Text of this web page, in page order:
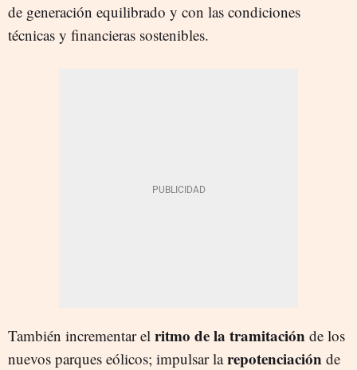
de generación equilibrado y con las condiciones
técnicas y financieras sostenibles.
También incrementar el ritmo de la tramitación de los
nuevos parques eólicos; impulsar larepotenciación de